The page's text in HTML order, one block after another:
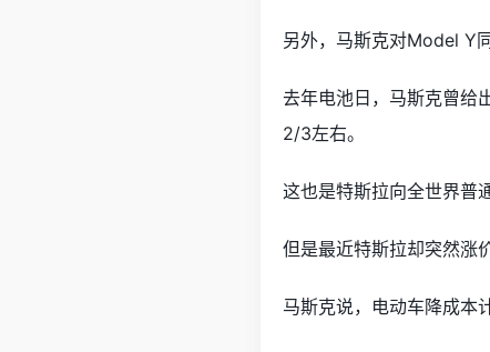
另外，马斯克对Model Y
去年电池日，马斯克曾给
2/3左右。
这也是特斯拉向全世界普
但是最近特斯拉却突然涨
马斯克说，电动车降成本